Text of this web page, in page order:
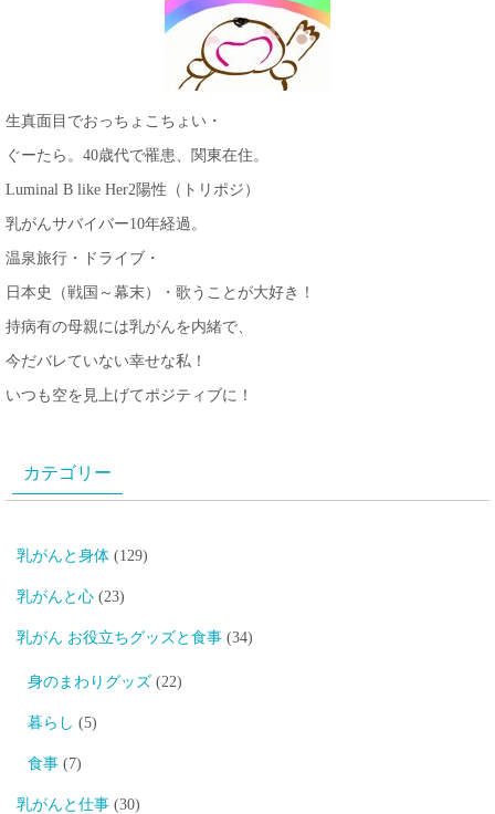
生真面目でおっちょこちょい・
ぐーたら。40歳代で罹患、関東在住。
Luminal B like Her2陽性（トリポジ）
乳がんサバイバー10年経過。
温泉旅行・ドライブ・
日本史（戦国～幕末）・歌うことが大好き！
持病有の母親には乳がんを内緒で、
今だバレていない幸せな私！
いつも空を見上げてポジティブに！
カテゴリー
乳がんと身体 (129)
乳がんと心 (23)
乳がん お役立ちグッズと食事 (34)
身のまわりグッズ (22)
暮らし (5)
食事 (7)
乳がんと仕事 (30)